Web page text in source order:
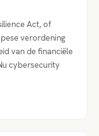
Act, of
verordening
van de financiële
cybersecurity